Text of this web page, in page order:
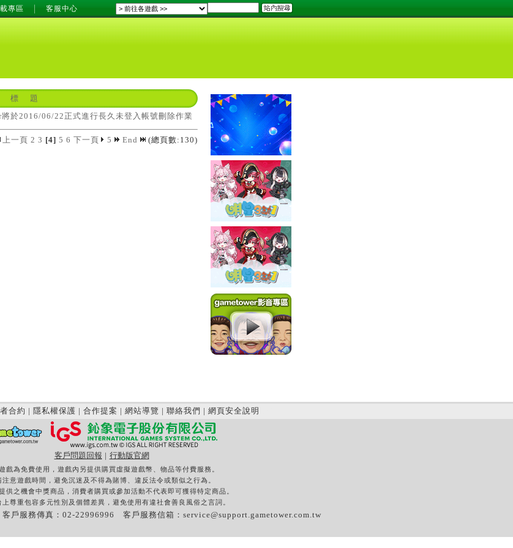
專區 客服中心
標 題
於2016/06/22正式進行長久未登入帳號刪除作業
上一頁 2 3 [4] 5 6 下一頁 5 End (總頁數:130)
合約 | 隱私權保護 | 合作提案 | 網站導覽 | 聯絡我們 | 網頁安全說明
客戶問題回報 | 行動版官網
戲為免費使用，遊戲內另提供購買虛擬遊戲幣、物品等付費服務。
意遊戲時間，避免沉迷及不得為賭博、違反法令或類似之行為。
供之機會中獎商品，消費者購買或參加活動不代表即可獲得特定商品。
尊重包容多元性別及個體差異，避免使用有違社會善良風俗之言詞。
戶服務傳真：02-22996996 客戶服務信箱： service@support.gametower.com.tw